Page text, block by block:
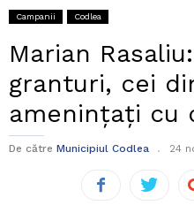
Campanii Codlea
Marian
granturi, cei
amenințați cu
De către Municipiul Codlea 24